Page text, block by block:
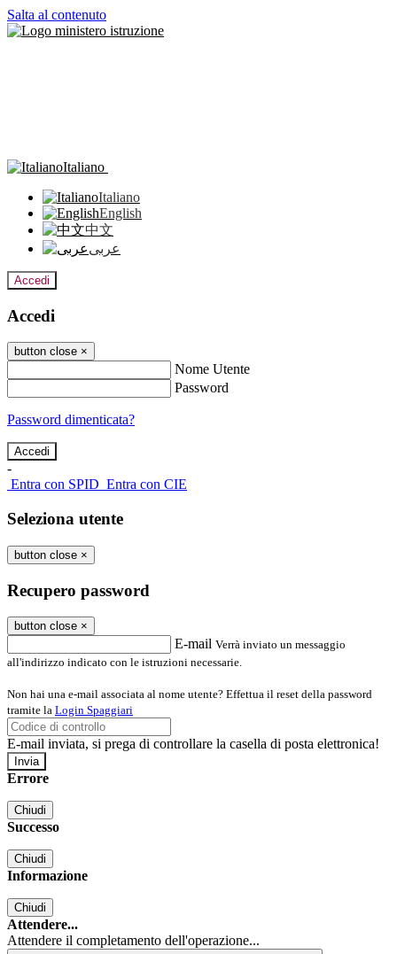
Salta al contenuto
Italiano
Italiano
English
中文
عربى
Accedi
Accedi
button close ×
Nome Utente
Password
Password dimenticata?
-
Entra con SPID Entra con CIE
Seleziona utente
button close ×
Recupero password
button close ×
E-mail Verrà inviato un messaggio
all'indirizzo indicato con le istruzioni necessarie.
Non hai una e-mail associata al nome utente? Effettua il reset della password
tramite la Login Spaggiari
E-mail inviata, si prega di controllare la casella di posta elettronica!
Errore
Chiudi
Successo
Chiudi
Informazione
Chiudi
Attendere...
Attendere il completamento dell'operazione...